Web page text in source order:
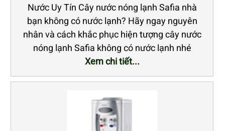
Nước Uy Tín Cây nước nóng lạnh Safia nhà
bạn không có nước lạnh? Hãy ngay nguyên
nhân và cách khắc phục hiện tượng cây nước
nóng lạnh Safia không có nước lạnh nhé
Xem chi tiết...